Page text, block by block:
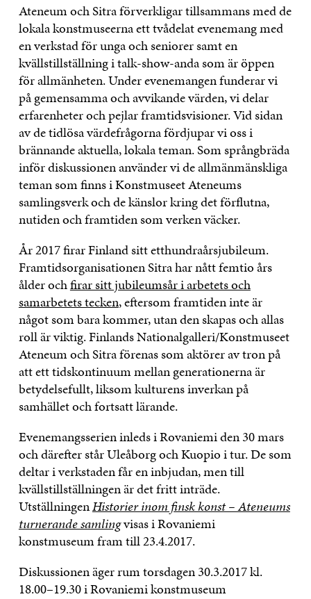
Ateneum och Sitra förverkligar tillsammans med de
lokala konstmuseerna ett tvådelat evenemang med
en verkstad för unga och seniorer samt en
kvällstillställning i talk-show-anda som är öppen
för allmänheten. Under evenemangen funderar vi
på gemensamma och avvikande värden, vi delar
erfarenheter och pejlar framtidsvisioner. Vid sidan
av de tidlösa värdefrågorna fördjupar vi oss i
brännande aktuella, lokala teman. Som språngbräda
inför diskussionen använder vi de allmänmänskliga
teman som finns i Konstmuseet Ateneums
samlingsverk och de känslor kring det förflutna,
nutiden och framtiden som verken väcker.
År 2017 firar Finland sitt etthundraårsjubileum.
Framtidsorganisationen Sitra har nått femtio års
ålder ochfirar sitt jubileumsår i arbetets och
samarbetets tecken, eftersom framtiden inte är
något som bara kommer, utan den skapas och allas
roll är viktig. Finlands Nationalgalleri/Konstmuseet
Ateneum och Sitra förenas som aktörer av tron på
att ett tidskontinuum mellan generationerna är
betydelsefullt, liksom kulturens inverkan på
samhället och fortsatt lärande.
Evenemangsserien inleds i Rovaniemi den 30 mars
och därefter står Uleåborg och Kuopio i tur. De som
deltar i verkstaden får en inbjudan, men till
kvällstillställningen är det fritt inträde.
UtställningenHistorier inom finsk konst – Ateneums
turnerande samlingvisas i Rovaniemi
konstmuseum fram till 23.4.2017.
Diskussionen äger rum torsdagen 30.3.2017 kl.
18.00–19.30 i Rovaniemi konstmuseum